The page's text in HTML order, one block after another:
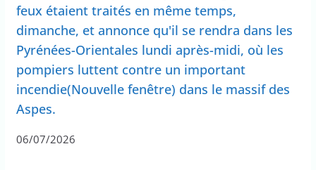
feux étaient traités en même temps,
dimanche, et annonce qu'il se rendra dans les
Pyrénées-Orientales lundi après-midi, où les
pompiers luttent contre un important
incendie(Nouvelle fenêtre) dans le massif des
Aspes.
06/07/2026